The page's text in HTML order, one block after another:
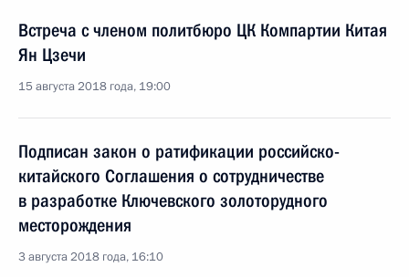
Встреча с членом политбюро ЦК Компартии Китая
Ян Цзечи
15 августа 2018 года, 19:00
Подписан закон о ратификации российско-
китайского Соглашения о сотрудничестве
в разработке Ключевского золоторудного
месторождения
3 августа 2018 года, 16:10